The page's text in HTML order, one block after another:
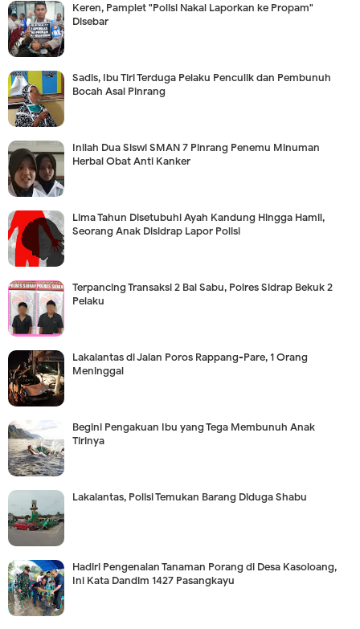
Keren, Pamplet "Polisi Nakal Laporkan ke Propam"
Disebar
Sadis, Ibu Tiri Terduga Pelaku Penculik dan Pembunuh
Bocah Asal Pinrang
Inilah Dua Siswi SMAN 7 Pinrang Penemu Minuman
Herbal Obat Anti Kanker
Lima Tahun Disetubuhi Ayah Kandung Hingga Hamil,
Seorang Anak Disidrap Lapor Polisi
Terpancing Transaksi 2 Bal Sabu, Polres Sidrap Bekuk 2
Pelaku
Lakalantas di Jalan Poros Rappang-Pare, 1 Orang
Meninggal
Begini Pengakuan Ibu yang Tega Membunuh Anak
Tirinya
Lakalantas, Polisi Temukan Barang Diduga Shabu
Hadiri Pengenalan Tanaman Porang di Desa Kasoloang,
Ini Kata Dandim 1427 Pasangkayu